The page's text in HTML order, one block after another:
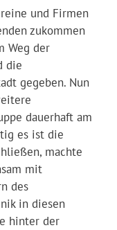
und Firmen
zukommen
Weg der
die
gegeben. Nun
dauerhaft am
es ist die
machte
mit
des
in diesen
hinter der